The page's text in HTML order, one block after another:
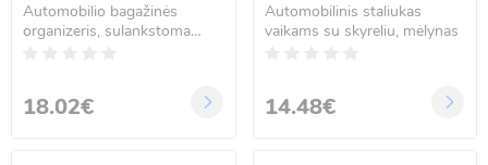
Automobilio bagažinės
organizeris, sulankstoma
18.02€
Automobilinis staliukas
vaikams su skyreliu, mėlynas
14.48€